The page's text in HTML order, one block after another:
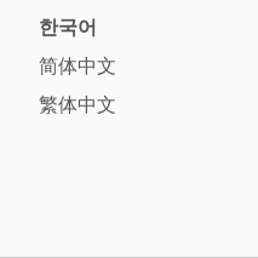
한국어
简体中文
繁体中文